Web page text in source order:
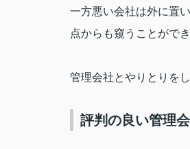
一方悪い会社は外に置
点からも窺うことができ
管理会社とやりとりを
評判の良い管理